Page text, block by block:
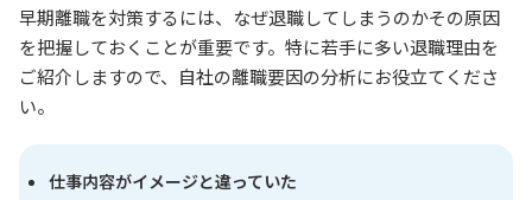
早期離職を対策するには、なぜ退職してしまうのかその原因
を把握しておくことが重要です。特に若手に多い退職理由を
ご紹介しますので、自社の離職要因の分析にお役立てくださ
い。
仕事内容がイメージと違っていた